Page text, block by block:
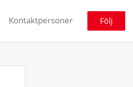
Kontaktpersoner Följ